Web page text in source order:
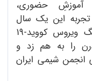
آموزشِ حضوری،
تجربه این یک سال
زندگی در دنیایی با حضور پررنگ ویروس کووید-19
را به هم زد و
انجمن شیمی ایران